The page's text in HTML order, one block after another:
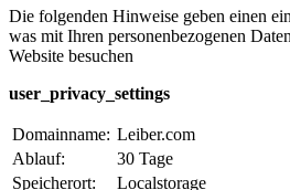
Die folgenden Hinweise geben einen
was mit Ihren personenbezogenen
Website besuchen
user_privacy_settings
Domainname: Leiber.com
Ablauf:
30 Tage
Speicherort:
Localstorage